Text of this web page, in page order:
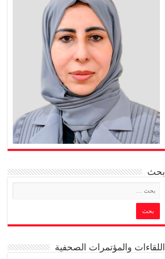
بحث
اللقاءات والمؤتمرات الصحفية